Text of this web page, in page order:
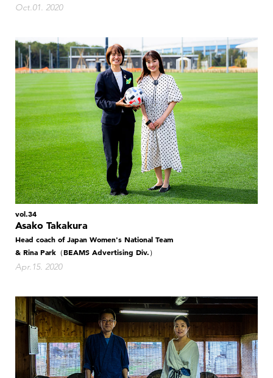
Oct.01. 2020
vol.34
Asako Takakura
Head coach of Japan Women's National Team
& Rina Park（BEAMS Advertising Div.）
Apr.15. 2020